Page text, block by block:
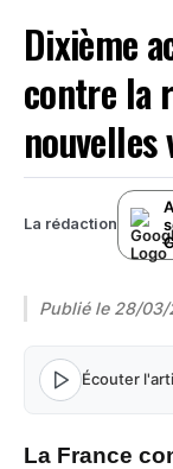
Dixième
contre la
nouvelles
La rédaction
Publié le 28/03/
Écouter
La France